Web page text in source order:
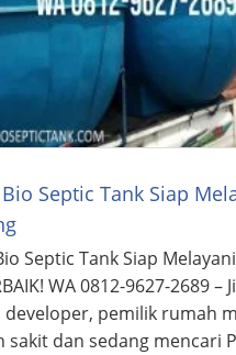
Septic Tank Siap
Septic Tank Siap
WA 0812-9627-2689 –
pemilik rumah
sakit dan sedang mencari